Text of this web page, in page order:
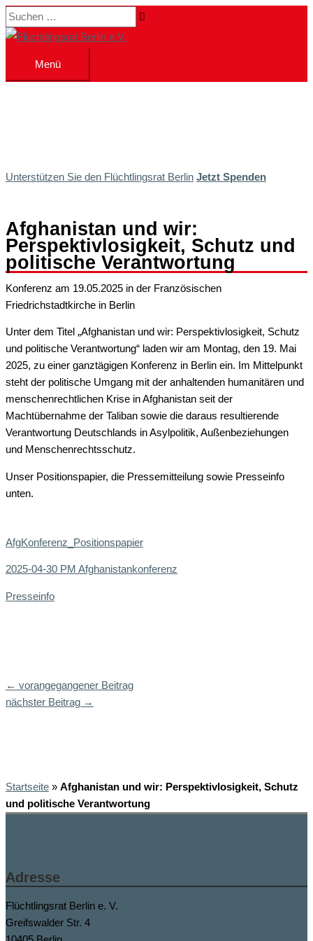
Zum
Inhalt
Suchen …
Menü
Menü
Unterstützen Sie den Flüchtlingsrat Berlin Jetzt Spenden
Afghanistan und wir:
Perspektivlosigkeit, Schutz und
politische Verantwortung
Konferenz am 19.05.2025 in der Französischen
Friedrichstadtkirche in Berlin
Unter dem Titel „Afghanistan und wir: Perspektivlosigkeit, Schutz
und politische Verantwortung“ laden wir am Montag, den 19. Mai
2025, zu einer ganztägigen Konferenz in Berlin ein. Im Mittelpunkt
steht der politische Umgang mit der anhaltenden humanitären und
menschenrechtlichen Krise in Afghanistan seit der
Machtübernahme der Taliban sowie die daraus resultierende
Verantwortung Deutschlands in Asylpolitik, Außenbeziehungen
und Menschenrechtsschutz.
Unser Positionspapier, die Pressemitteilung sowie Presseinfo
unten.
AfgKonferenz_Positionspapier
2025-04-30 PM Afghanistankonferenz
Presseinfo
← vorangegangener Beitrag
nächster Beitrag →
Startseite » Afghanistan und wir: Perspektivlosigkeit, Schutz
und politische Verantwortung
Adresse
Flüchtlingsrat Berlin e. V.
Greifswalder Str. 4